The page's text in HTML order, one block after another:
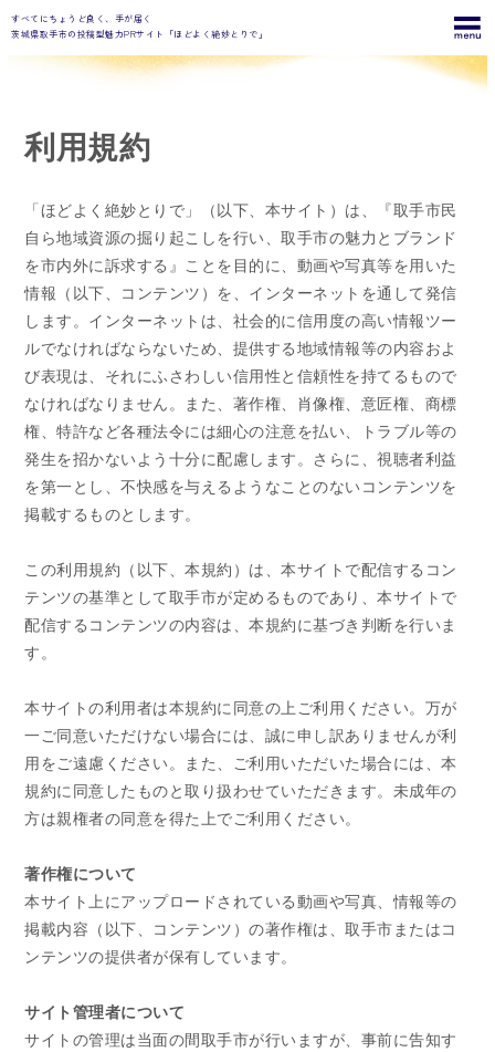
すべてにちょうど良く、手が届く
茨城県取手市の投稿型魅力PRサイト「ほどよく絶妙とりで」
利用規約
「ほどよく絶妙とりで」（以下、本サイト）は、『取手市民
自ら地域資源の掘り起こしを行い、取手市の魅力とブランド
を市内外に訴求する』ことを目的に、動画や写真等を用いた
情報（以下、コンテンツ）を、インターネットを通して発信
します。インターネットは、社会的に信用度の高い情報ツー
ルでなければならないため、提供する地域情報等の内容およ
び表現は、それにふさわしい信用性と信頼性を持てるもので
なければなりません。また、著作権、肖像権、意匠権、商標
権、特許など各種法令には細心の注意を払い、トラブル等の
発生を招かないよう十分に配慮します。さらに、視聴者利益
を第一とし、不快感を与えるようなことのないコンテンツを
掲載するものとします。
この利用規約（以下、本規約）は、本サイトで配信するコン
テンツの基準として取手市が定めるものであり、本サイトで
配信するコンテンツの内容は、本規約に基づき判断を行いま
す。
本サイトの利用者は本規約に同意の上ご利用ください。万が
一ご同意いただけない場合には、誠に申し訳ありませんが利
用をご遠慮ください。また、ご利用いただいた場合には、本
規約に同意したものと取り扱わせていただきます。未成年の
方は親権者の同意を得た上でご利用ください。
著作権について
本サイト上にアップロードされている動画や写真、情報等の
掲載内容（以下、コンテンツ）の著作権は、取手市またはコ
ンテンツの提供者が保有しています。
サイト管理者について
サイトの管理は当面の間取手市が行いますが、事前に告知す